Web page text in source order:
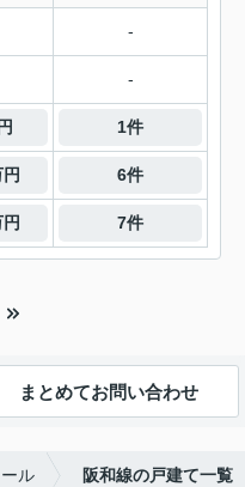
-
-
1件
6件
7件
まとめてお問い合わせ
ル 阪和線の戸建て一覧